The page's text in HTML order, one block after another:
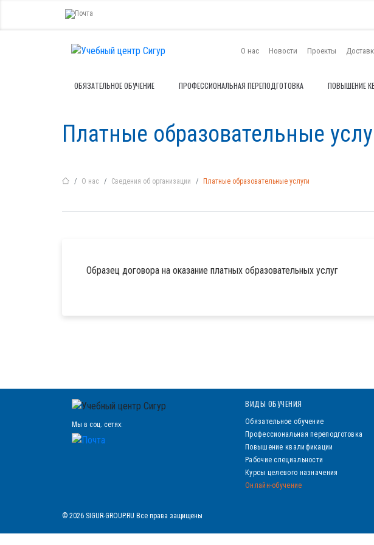
О нас Новости Проекты
ОБЯЗАТЕЛЬНОЕ ОБУЧЕНИЕ ПРОФЕССИОНАЛЬНАЯ ПЕРЕПОДГОТОВКА ПОВЫШЕНИЕ
Платные образовательные
О нас Сведения об организации Платные образовательные услуги
Образец договора на оказание платных образовательных услуг
Мы в соц. сетях:
ВИДЫ ОБУЧЕНИЯ
Обязательное обучение
Профессиональная переподготовка
Повышение квалификации
Рабочие специальности
Курсы целевого назначения
Онлайн-обучение
© 2026 SIGUR-GROUP.RU Все права защищены